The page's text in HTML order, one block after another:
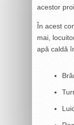
acestor
În acest
mai,
apă caldă